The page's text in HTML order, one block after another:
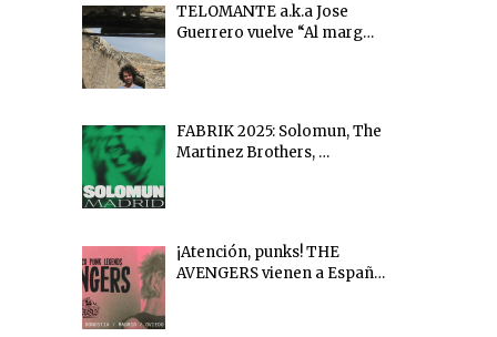
TELOMANTE a.k.a Jose
Guerrero vuelve “Al marg…
FABRIK 2025: Solomun, The
Martinez Brothers, …
¡Atención, punks! THE
AVENGERS vienen a Españ…